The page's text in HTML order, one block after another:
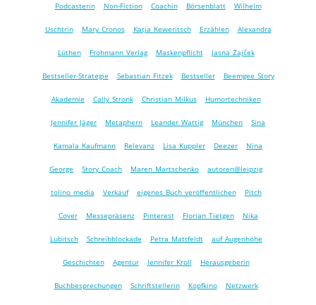
Podcasterin Non-Fiction Coachin Börsenblatt Wilhelm
Uschtrin Mary Cronos Katja Keweritsch Erzählen Alexandra
Lüthen Frohmann Verlag Maskenpflicht Jasna Zajček
Bestseller-Strategie Sebastian Fitzek Bestseller Beemgee Story
Akademie Cally Stronk Christian Milkus Humortechniken
Jennifer Jäger Metaphern Leander Wattig München Sina
Kamala Kaufmann Relevanz Lisa Kuppler Deezer Nina
George Story Coach Maren Martschenko autoren@leipzig
tolino media Verkauf eigenes Buch veröffentlichen Pitch
Cover Messepräsenz Pinterest Florian Tietgen Nika
Lubitsch Schreibblockade Petra Mattfeldt auf Augenhöhe
Geschichten Agentur Jennifer Kroll Herausgeberin
Buchbesprechungen Schriftstellerin Kopfkino Netzwerk